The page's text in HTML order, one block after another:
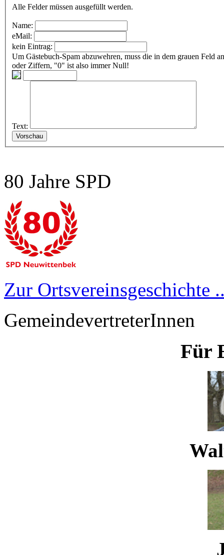
Alle Felder müssen ausgefüllt werden.
Name:
eMail:
kein Eintrag:
Um Gästebuch-Spam abzuwehren, muss die in dem grauen Feld angezeigte
oder Ziffern, "0" ist also immer Null!
Text:
80 Jahre SPD
Zur Ortsvereinsgeschichte
GemeindevertreterInnen
Für